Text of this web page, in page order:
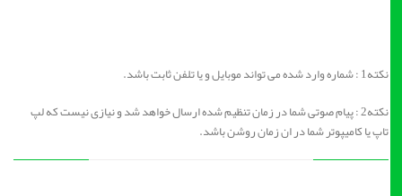
نکته1 : شماره وارد شده می تواند موبایل و یا تلفن ثابت باشد.
نکته2 : پیام صوتی شما در زمان تنظیم شده ارسال خواهد شد و نیازی نیست که لپ
تاپ یا کامیپوتر شما در ان زمان روشن باشد.